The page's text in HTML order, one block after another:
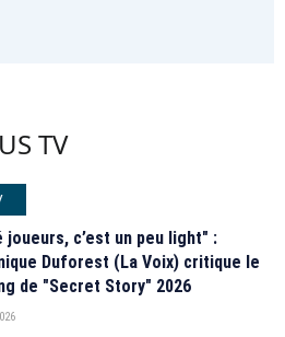
TV
joueurs, c’est un peu light" :
Duforest (La Voix) critique le
de "Secret Story" 2026